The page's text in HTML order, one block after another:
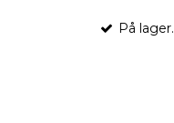
På lager.